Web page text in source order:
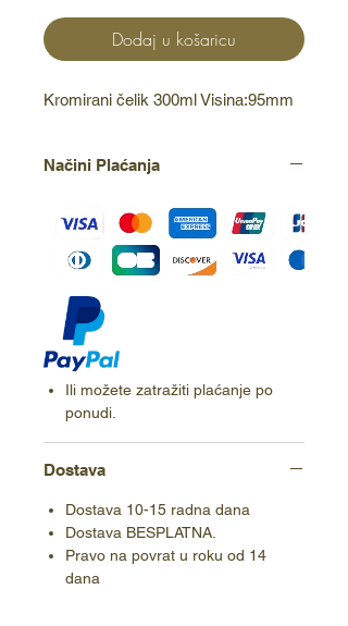
Dodaj u košaricu
Kromirani čelik 300ml Visina:95mm
Načini Plaćanja
Ili možete zatražiti plaćanje po
ponudi.
Dostava
Dostava 10-15 radna dana
Dostava BESPLATNA.
Pravo na povrat u roku od 14
dana